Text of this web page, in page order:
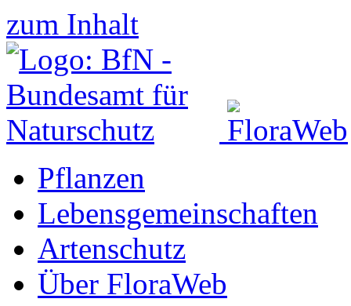
zum Inhalt
Pflanzen
Lebensgemeinschaften
Artenschutz
Über FloraWeb